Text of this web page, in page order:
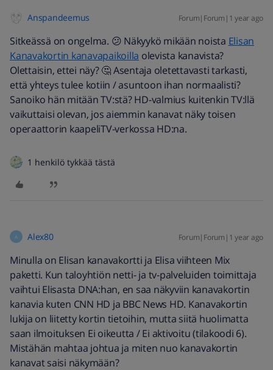
Anspandeemus Forum|Forum|1 year ago
Sitkeässä on ongelma. 😕 Näkyykö mikään noista Elisan
Kanavakortin kanavapaikoilla olevista kanavista?
Olettaisin, ettei näy? 🤔 Asentaja oletettavasti tarkasti,
että yhteys tulee kotiin / asuntoon ihan normaalisti?
Sanoiko hän mitään TV:stä? HD-valmius kuitenkin TV:llä
vaikuttaisi olevan, jos aiemmin kanavat näky toisen
operaattorin kaapeliTV-verkossa HD:na.
1 henkilö tykkää tästä
A Alex80 Forum|Forum|1 year ago
Minulla on Elisan kanavakortti ja Elisa viihteen Mix
paketti. Kun taloyhtiön netti- ja tv-palveluiden toimittaja
vaihtui Elisasta DNA:han, en saa näkyviin kanavakortin
kanavia kuten CNN HD ja BBC News HD. Kanavakortin
lukija on liitetty kortin tietoihin, mutta siitä huolimatta
saan ilmoituksen Ei oikeutta / Ei aktivoitu (tilakoodi 6).
Mistähän mahtaa johtua ja miten nuo kanavakortin
kanavat saisi näkymään?